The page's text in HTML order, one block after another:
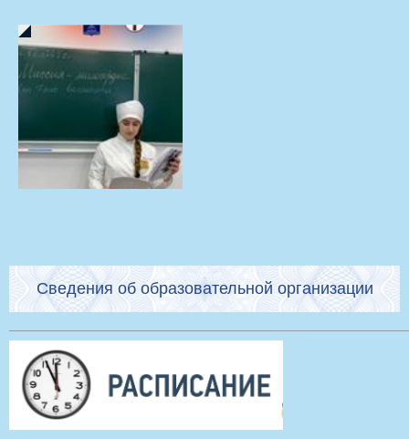
Сведения об образовательной организации